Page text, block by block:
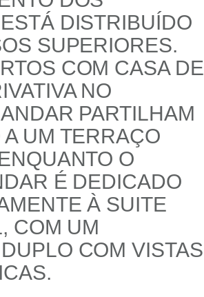
DISTRIBUÍDO
SUPERIORES.
COM CASA DE
NO
PARTILHAM
UM TERRAÇO
O
É DEDICADO
À SUITE
COM UM
COM VISTAS